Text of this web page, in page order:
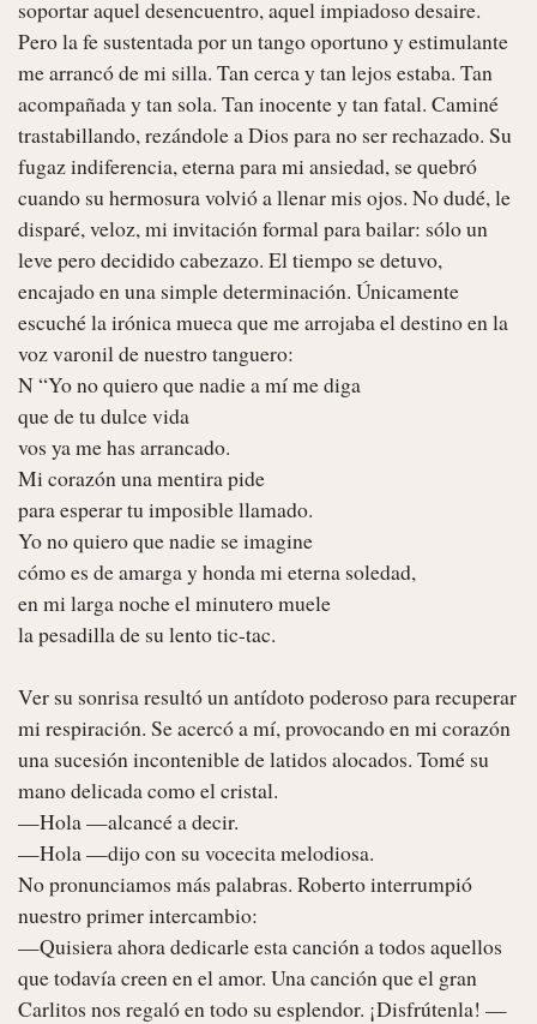
soportar aquel desencuentro, aquel impiadoso desaire.
Pero la fe sustentada por un tango oportuno y estimulante
me arrancó de mi silla. Tan cerca y tan lejos estaba. Tan
acompañada y tan sola. Tan inocente y tan fatal. Caminé
trastabillando, rezándole a Dios para no ser rechazado. Su
fugaz indiferencia, eterna para mi ansiedad, se quebró
cuando su hermosura volvió a llenar mis ojos. No dudé, le
disparé, veloz, mi invitación formal para bailar: sólo un
leve pero decidido cabezazo. El tiempo se detuvo,
encajado en una simple determinación. Únicamente
escuché la irónica mueca que me arrojaba el destino en la
voz varonil de nuestro tanguero:
N “Yo no quiero que nadie a mí me diga
que de tu dulce vida
vos ya me has arrancado.
Mi corazón una mentira pide
para esperar tu imposible llamado.
Yo no quiero que nadie se imagine
cómo es de amarga y honda mi eterna soledad,
en mi larga noche el minutero muele
la pesadilla de su lento tic-tac.
Ver su sonrisa resultó un antídoto poderoso para recuperar
mi respiración. Se acercó a mí, provocando en mi corazón
una sucesión incontenible de latidos alocados. Tomé su
mano delicada como el cristal.
—Hola —alcancé a decir.
—Hola —dijo con su vocecita melodiosa.
No pronunciamos más palabras. Roberto interrumpió
nuestro primer intercambio:
—Quisiera ahora dedicarle esta canción a todos aquellos
que todavía creen en el amor. Una canción que el gran
Carlitos nos regaló en todo su esplendor. ¡Disfrútenla! —